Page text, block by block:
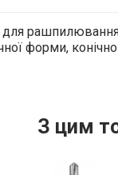
форми,
З цим